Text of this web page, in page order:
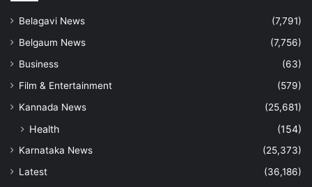
Belagavi News
(7,791)
Belgaum News
(7,756)
Business
(63)
Film & Entertainment
(579)
Kannada News
(25,681)
Health (154)
Karnataka News
(25,373)
Latest
(36,186)